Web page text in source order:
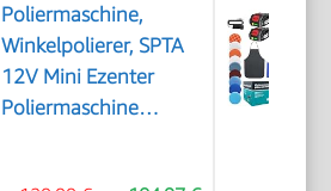
Poliermaschine,
Winkelpolierer, SPTA
12V Mini Ezenter
Poliermaschine